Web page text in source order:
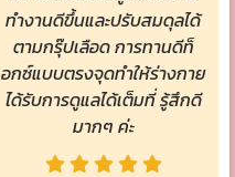
ทำงานดีขึ้นและปรับสมดุลได้
ตามกรุ๊ปเลือด การทานดีท็
อกซ์แบบตรงจุดทำให้ร่างกาย
ได้รับการดูแลได้เต็มที่ รู้สึกดี
มากๆ ค่ะ